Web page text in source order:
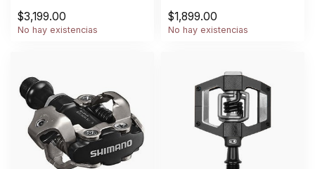
$3,199.00
No hay existencias
$1,899.00
No hay existencias